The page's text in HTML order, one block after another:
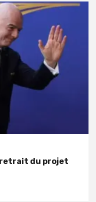
retrait du projet